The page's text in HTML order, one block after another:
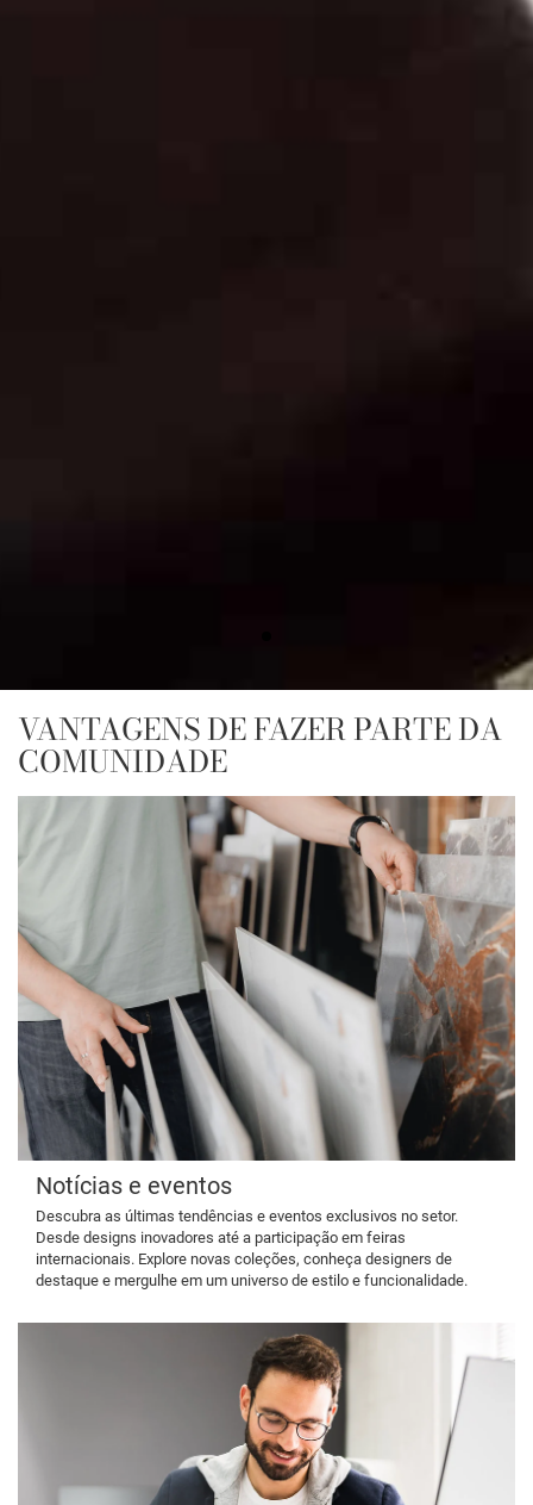
VANTAGENS DE FAZER PARTE DA
COMUNIDADE
Notícias e eventos
Descubra as últimas tendências e eventos exclusivos no setor.
Desde designs inovadores até a participação em feiras
internacionais. Explore novas coleções, conheça designers de
destaque e mergulhe em um universo de estilo e funcionalidade.